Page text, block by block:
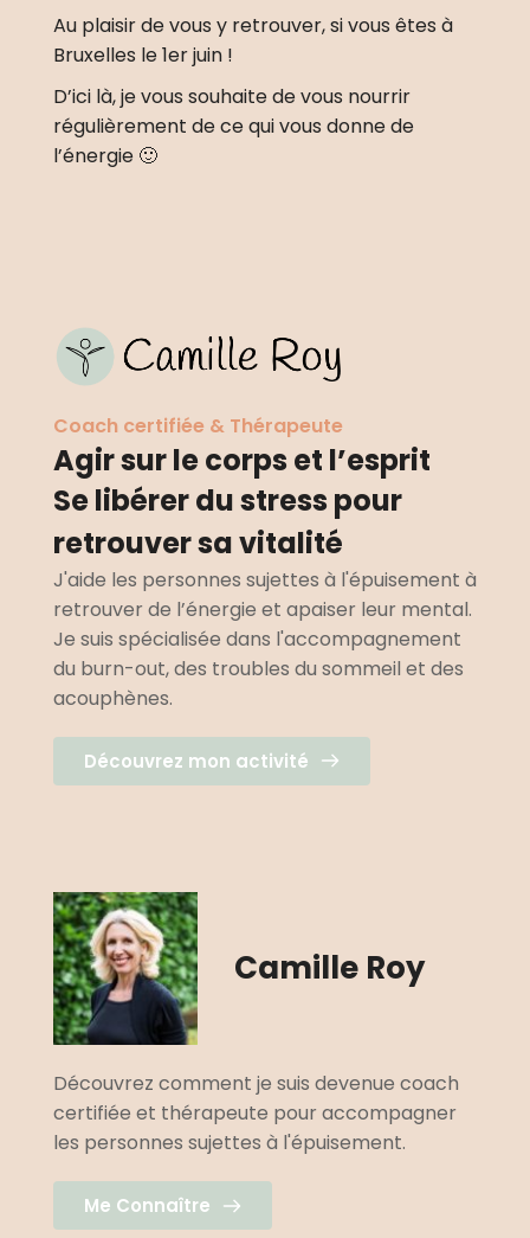
Au plaisir de vous y retrouver, si vous êtes à
Bruxelles le 1er juin !
D’ici là, je vous souhaite de vous nourrir
régulièrement de ce qui vous donne de
l’énergie 🙂
Coach certifiée & Thérapeute
Agir sur le corps et l’esprit
Se libérer du stress pour
retrouver sa vitalité
J'aide les personnes sujettes à l'épuisement à
retrouver de l’énergie et apaiser leur mental.
Je suis spécialisée dans l'accompagnement
du burn-out, des troubles du sommeil et des
acouphènes.
Découvrez mon activité
Camille Roy
Découvrez comment je suis devenue coach
certifiée et thérapeute pour accompagner
les personnes sujettes à l'épuisement.
Me Connaître